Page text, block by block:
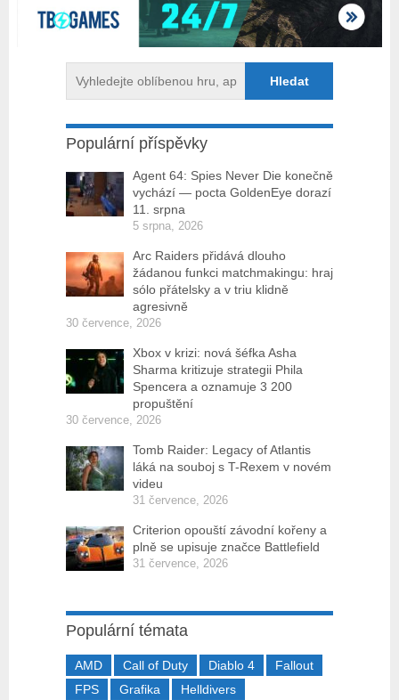
Populární příspěvky
Agent 64: Spies Never Die konečně
vychází — pocta GoldenEye dorazí
11. srpna
5 srpna, 2026
Arc Raiders přidává dlouho
žádanou funkci matchmakingu: hraj
sólo přátelsky a v triu klidně
agresivně
30 července, 2026
Xbox v krizi: nová šéfka Asha
Sharma kritizuje strategii Phila
Spencera a oznamuje 3 200
propuštění
30 července, 2026
Tomb Raider: Legacy of Atlantis
láká na souboj s T-Rexem v novém
videu
31 července, 2026
Criterion opouští závodní kořeny a
plně se upisuje značce Battlefield
31 července, 2026
Populární témata
AMD Call of Duty Diablo 4
Fallout
FPS
Grafika
Helldivers